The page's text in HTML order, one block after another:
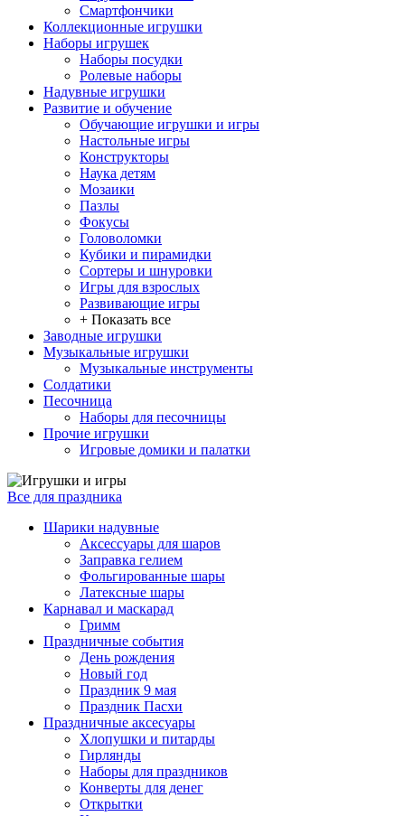
Смартфончики
Коллекционные игрушки
Наборы игрушек
Наборы посудки
Ролевые наборы
Надувные игрушки
Развитие и обучение
Обучающие игрушки и игры
Настольные игры
Конструкторы
Наука детям
Мозаики
Пазлы
Фокусы
Головоломки
Кубики и пирамидки
Сортеры и шнуровки
Игры для взрослых
Развивающие игры
+ Показать все
Заводные игрушки
Музыкальные игрушки
Музыкальные инструменты
Солдатики
Песочница
Наборы для песочницы
Прочие игрушки
Игровые домики и палатки
Все для праздника
Шарики надувные
Аксессуары для шаров
Заправка гелием
Фольгированные шары
Латексные шары
Карнавал и маскарад
Гримм
Праздничные события
День рождения
Новый год
Праздник 9 мая
Праздник Пасхи
Праздничные аксесуары
Хлопушки и питарды
Гирлянды
Наборы для праздников
Конверты для денег
Открытки